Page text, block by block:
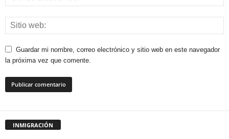
Guardar mi nombre, correo electrónico y sitio web en este navegador
la próxima vez que comente.
INMIGRACIÓN